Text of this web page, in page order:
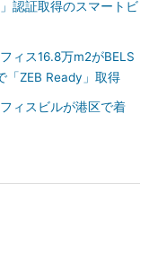
認証取得のスマートビ
ィス16.8万m2がBELS
「ZEB Ready」取得
ィスビルが港区で着